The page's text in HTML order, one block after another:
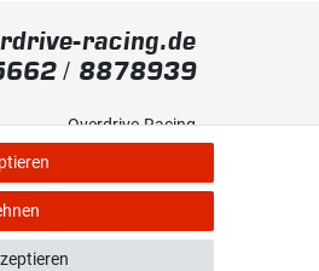
racing.de
/ 8878939
Overdrive-Racing
34587 Felsberg-Gensungen